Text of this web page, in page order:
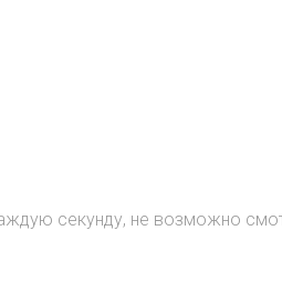
секунду, не возможно